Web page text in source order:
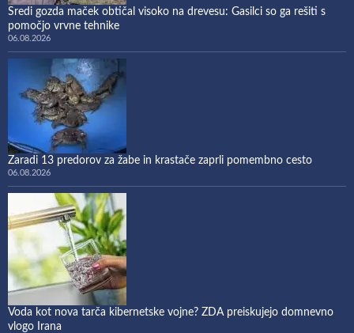
Sredi gozda maček obtičal visoko na drevesu: Gasilci so ga rešiti s
pomočjo vrvne tehnike
06.08.2026
Zaradi 13 predorov za žabe in krastače zaprli pomembno cesto
06.08.2026
Voda kot nova tarča kibernetske vojne? ZDA preiskujejo domnevno
vlogo Irana